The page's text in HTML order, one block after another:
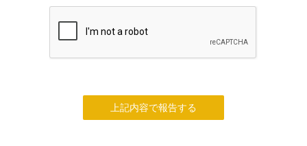
上記内容で報告する